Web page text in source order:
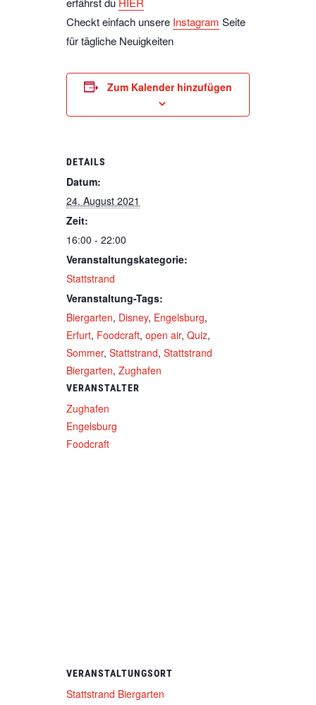
Checkt einfach unsere Instagram Seite
für tägliche Neuigkeiten
Zum Kalender hinzufügen
DETAILS
Datum:
24. August 2021
Zeit:
16:00 - 22:00
Veranstaltungskategorie:
Stattstrand
Veranstaltung-Tags:
Biergarten, Disney, Engelsburg,
Erfurt, Foodcraft, open air, Quiz,
Sommer, Stattstrand, Stattstrand
Biergarten, Zughafen
VERANSTALTER
Zughafen
Engelsburg
Foodcraft
VERANSTALTUNGSORT
Stattstrand Biergarten